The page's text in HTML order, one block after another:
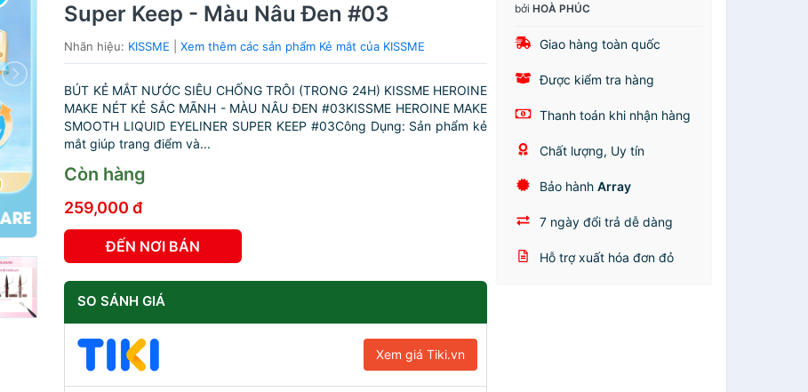
Super Keep - Màu Nâu Đen #03
Nhãn hiệu: KISSME |Xem thêm các sản phẩm Kẻ mắt của KISSME
BÚT KẺ MẮT NƯỚC SIÊU CHỐNG TRÔI (TRONG 24H) KISSME HEROINE
MAKE NÉT KẺ SẮC MÃNH - MÀU NÂU ĐEN #03KISSME HEROINE MAKE
SMOOTH LIQUID EYELINER SUPER KEEP #03Công Dụng: Sản phẩm kẻ
mắt giúp trang điểm và...
Còn hàng
259,000 đ
ĐẾN NƠI BÁN
SO SÁNH GIÁ
Xem giá Tiki.vn
bởiHOÀ PHÚC
Giao hàng toàn quốc
Được kiểm tra hàng
Thanh toán khi nhận hàng
Chất lượng, Uy tín
Bảo hànhArray
7 ngày đổi trả dễ dàng
Hỗ trợ xuất hóa đơn đỏ